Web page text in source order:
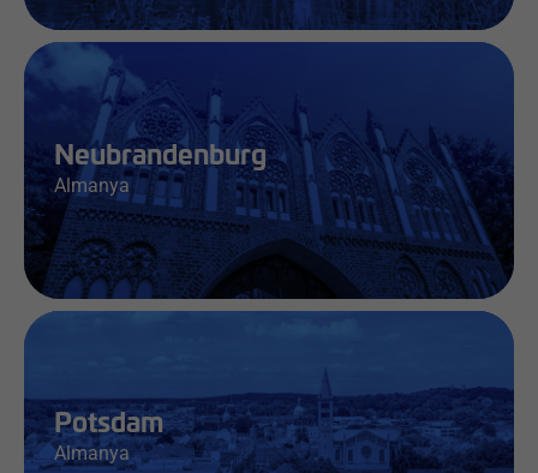
İş & Bilgi
Neubrandenburg
Almanya
Potsdam
Almanya